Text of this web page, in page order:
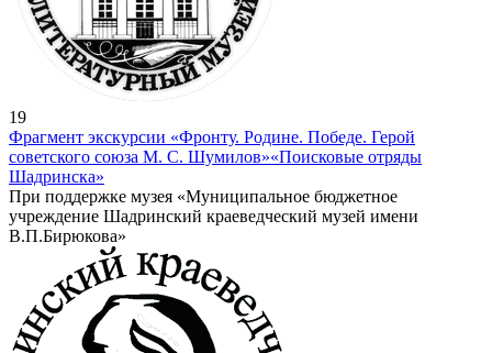
19
Фрагмент экскурсии «Фронту. Родине. Победе. Герой
советского союза М. С. Шумилов»«Поисковые отряды
Шадринска»
При поддержке музея «Муниципальное бюджетное
учреждение Шадринский краеведческий музей имени
В.П.Бирюкова»